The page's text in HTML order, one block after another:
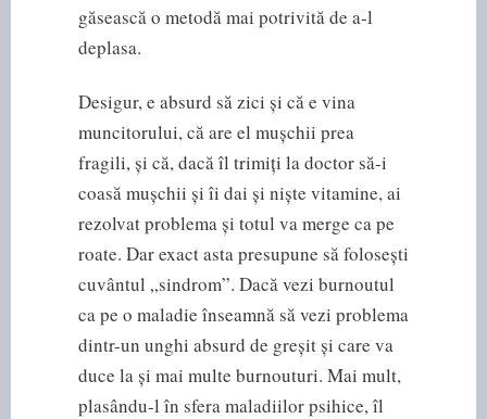
găsească o metodă mai potrivită de a-l
deplasa.
Desigur, e absurd să zici și că e vina
muncitorului, că are el mușchii prea
fragili, și că, dacă îl trimiți la doctor să-i
coasă mușchii și îi dai și niște vitamine, ai
rezolvat problema și totul va merge ca pe
roate. Dar exact asta presupune să folosești
cuvântul „sindrom”. Dacă vezi burnoutul
ca pe o maladie înseamnă să vezi problema
dintr-un unghi absurd de greșit și care va
duce la și mai multe burnouturi. Mai mult,
plasându-l în sfera maladiilor psihice, îl